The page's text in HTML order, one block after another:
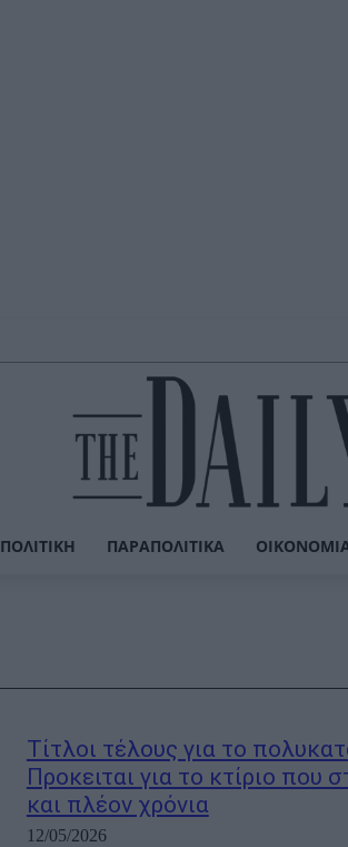
ΠΟΛΙΤΙΚΉ ΠΑΡΑΠΟΛΙΤΙΚΆ
Tίτλοι τέλους για το
Προκειται για το κτίριο που
και πλέον χρόνια
12/05/2026